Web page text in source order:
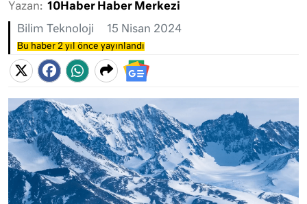
Yazan: 10Haber Haber Merkezi
Bilim Teknoloji 15 Nisan 2024
Bu haber 2 yıl önce yayınlandı